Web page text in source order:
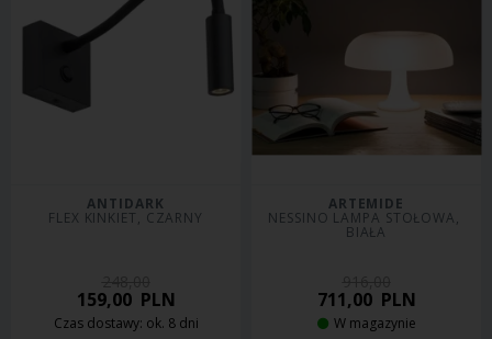
ANTIDARK
FLEX KINKIET, CZARNY
159,00PLN
Czas dostawy: ok. 8 dni
ARTEMIDE
NESSINO LAMPA STOŁOWA,
BIAŁA
711,00PLN
W magazynie